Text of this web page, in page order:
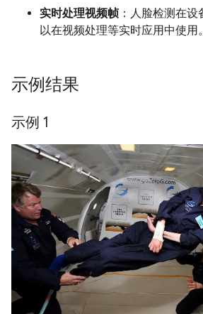
实时处理视频帧 ：人脸检测在
以在视频处理等实时应用中使用。
示例结果
示例 1